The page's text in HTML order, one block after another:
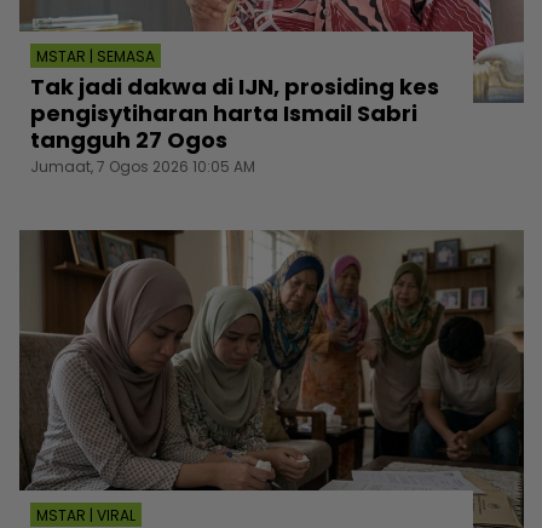
MSTAR | SEMASA
Tak jadi dakwa di IJN, prosiding kes
pengisytiharan harta Ismail Sabri
tangguh 27 Ogos
Jumaat, 7 Ogos 2026 10:05 AM
MSTAR | VIRAL